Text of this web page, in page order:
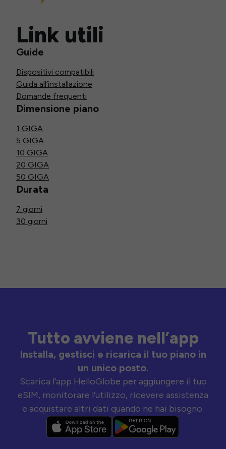
Link utili
Guide
Dispositivi compatibili
Guida all’installazione
Domande frequenti
Dimensione piano
1 GIGA
5 GIGA
10 GIGA
20 GIGA
50 GIGA
Durata
7 giorni
30 giorni
Tutto avviene nell’app
Installa, gestisci e ricarica il tuo piano in
un unico posto.
Scarica l’app HelloGlobe per aggiungere il tuo
eSIM, monitorare l’utilizzo, ricevere assistenza
e acquistare altri dati quando ne hai bisogno.